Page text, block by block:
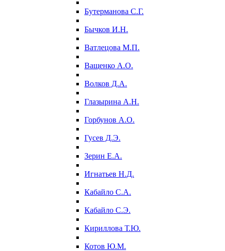
Бутерманова С.Г.
Бычков И.Н.
Ватлецова М.П.
Ващенко А.О.
Волков Д.А.
Глазырина А.Н.
Горбунов А.О.
Гусев Д.Э.
Зерин Е.А.
Игнатьев Н.Д.
Кабайло С.А.
Кабайло С.Э.
Кириллова Т.Ю.
Котов Ю.М.